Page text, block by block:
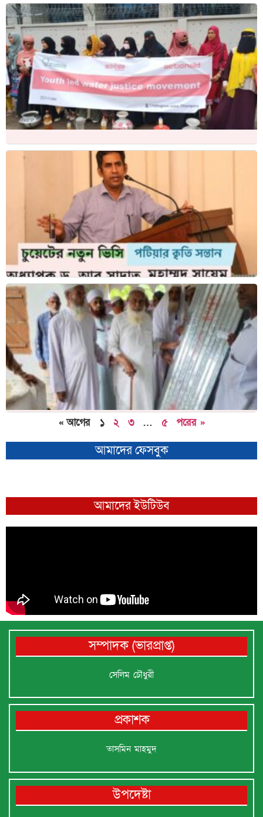
« আগের ১ ২ ৩ … ৫ পরের »
আমাদের ফেসবুক
আমাদের ইউটিউব
সম্পাদক (ভারপ্রাপ্ত)
সেলিম চৌধুরী
প্রকাশক
তাসমিন মাহমুদ
উপদেষ্টা